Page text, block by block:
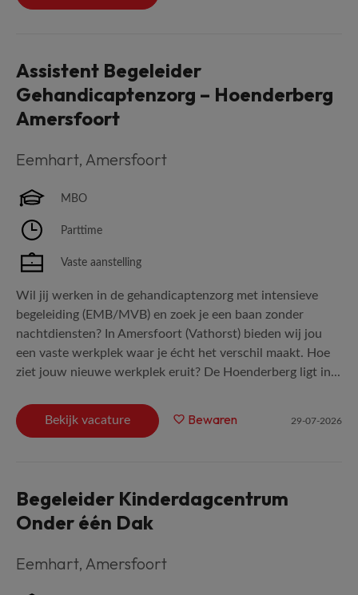
Assistent Begeleider
Gehandicaptenzorg – Hoenderberg
Amersfoort
Eemhart, Amersfoort
MBO
Parttime
Vaste aanstelling
Wil jij werken in de gehandicaptenzorg met intensieve
begeleiding (EMB/MVB) en zoek je een baan zonder
nachtdiensten? In Amersfoort (Vathorst) bieden wij jou
een vaste werkplek waar je écht het verschil maakt. Hoe
ziet jouw nieuwe werkplek eruit? De Hoenderberg ligt in...
Bekijk vacature Bewaren 29-07-2026
Begeleider Kinderdagcentrum
Onder één Dak
Eemhart, Amersfoort